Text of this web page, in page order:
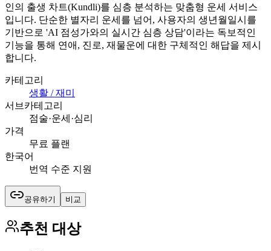
인의 출생 차트(Kundli)를 심층 분석하는 맞춤형 운세 서비스
입니다. 단순한 별자리 운세를 넘어, 사용자의 생년월일시를
기반으로 'AI 점성가와의 실시간 심층 상담'이라는 독보적인
기능을 통해 연애, 진로, 재물운에 대한 구체적인 해답을 제시
합니다.
카테고리
생활 / 재미
서브카테고리
점술·운세·심리
가격
무료 플랜
한국어
번역 수준 지원
공유하기 비교
추천 대상